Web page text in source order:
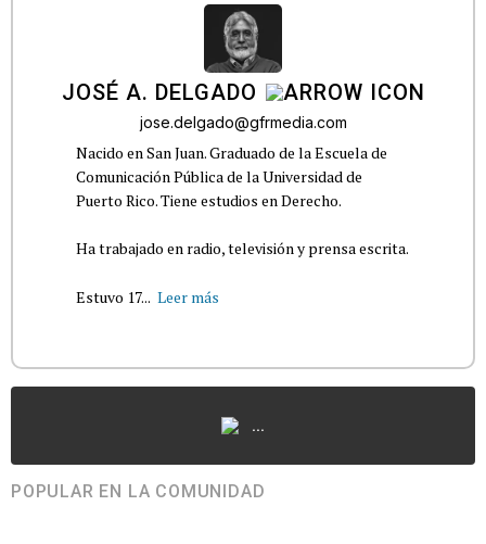
JOSÉ A. DELGADO
jose.delgado@gfrmedia.com
Nacido en San Juan. Graduado de la Escuela de
Comunicación Pública de la Universidad de
Puerto Rico. Tiene estudios en Derecho.
Ha trabajado en radio, televisión y prensa escrita.
Estuvo 17... Leer más
...
POPULAR EN LA COMUNIDAD